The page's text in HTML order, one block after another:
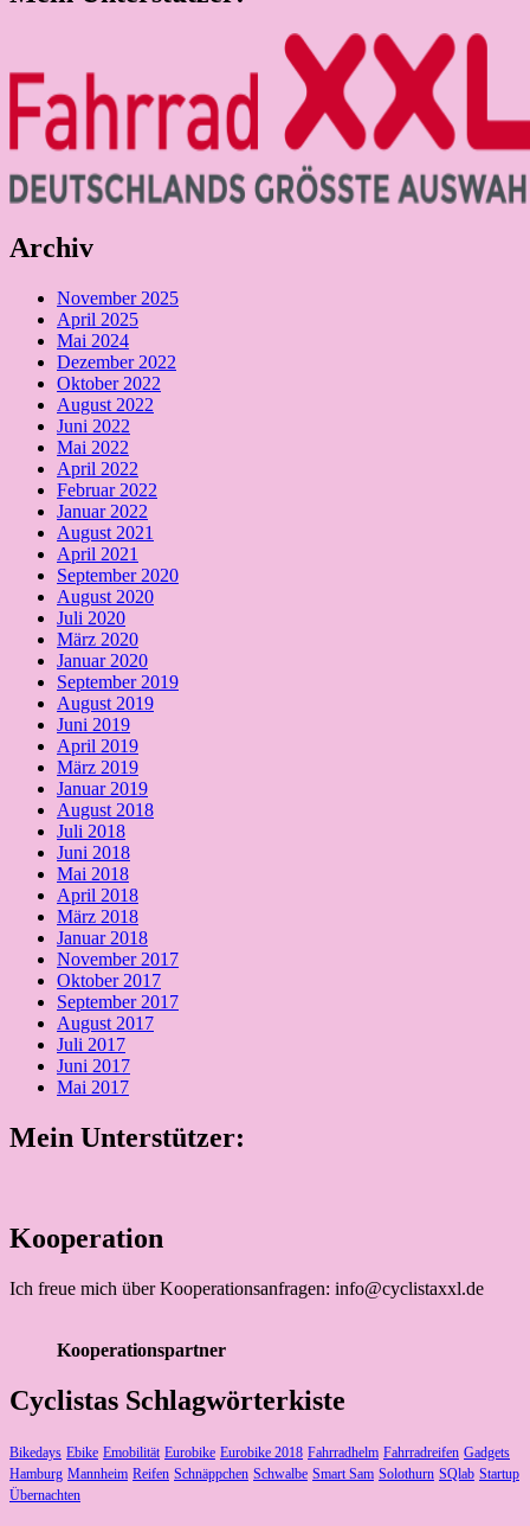
Archiv
November 2025
April 2025
Mai 2024
Dezember 2022
Oktober 2022
August 2022
Juni 2022
Mai 2022
April 2022
Februar 2022
Januar 2022
August 2021
April 2021
September 2020
August 2020
Juli 2020
März 2020
Januar 2020
September 2019
August 2019
Juni 2019
April 2019
März 2019
Januar 2019
August 2018
Juli 2018
Juni 2018
Mai 2018
April 2018
März 2018
Januar 2018
November 2017
Oktober 2017
September 2017
August 2017
Juli 2017
Juni 2017
Mai 2017
Mein Unterstützer:
Kooperation
Ich freue mich über Kooperationsanfragen: info@cyclistaxxl.de
Kooperationspartner
Cyclistas Schlagwörterkiste
Bikedays Ebike Emobilität Eurobike Eurobike 2018 Fahrradhelm Fahrradreifen Gadgets
Hamburg Mannheim Reifen Schnäppchen Schwalbe Smart Sam Solothurn SQlab Startup
Übernachten